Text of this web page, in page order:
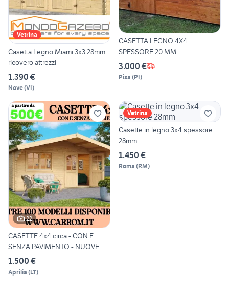
Vetrina
Casetta Legno Miami 3x3 28mm
ricovero attrezzi
1.390 €
Nove(VI)
CASETTA LEGNO 4X4
SPESSORE 20 MM
3.000 €
Pisa (PI)
22
CASETTE 4x4 circa - CON E
SENZA PAVIMENTO - NUOVE
1.500 €
Aprilia (LT)
Vetrina
Casette in legno 3x4 spessore
28mm
1.450 €
Roma (RM)